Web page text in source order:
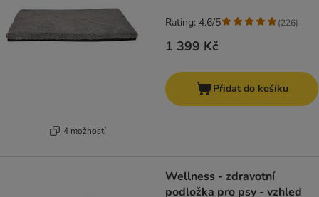
4 možností
1 399 Kč
Rating: 4.6/5 (226)
Přidat do košíku
Wellness - zdravotní
podložka pro psy - vzhled